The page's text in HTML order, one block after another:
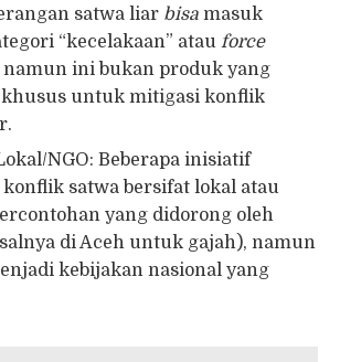
satwa liar bisa masuk
“kecelakaan” atau force
namun ini bukan produk yang
khusus untuk mitigasi konflik
NGO: Beberapa inisiatif
satwa bersifat lokal atau
yang didorong oleh
di Aceh untuk gajah), namun
kebijakan nasional yang